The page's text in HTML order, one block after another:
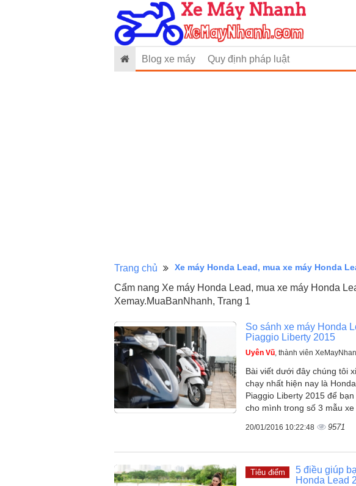
Blog xe máy Quy định pháp luật
Trang chủ Xe máy Honda Lead, mua xe máy Honda
Cẩm nang Xe máy Honda Lead, mua xe máy Honda
Xemay.MuaBanNhanh, Trang 1
So sánh xe máy Honda
Piaggio Liberty 2015
Uyên Vũ, thành viên
Bài viết dưới đây chúng tôi
chạy nhất hiện nay là
Piaggio Liberty 2015 để
cho mình trong số 3 mẫu xe
20/01/2016 10:22:48 9571
Tiêu điểm
5 điều giúp
Honda Lead